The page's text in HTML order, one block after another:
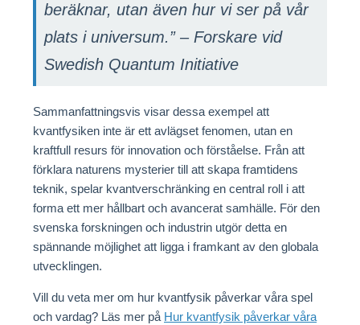
beräknar, utan även hur vi ser på vår
plats i universum.” – Forskare vid
Swedish Quantum Initiative
Sammanfattningsvis visar dessa exempel att
kvantfysiken inte är ett avlägset fenomen, utan en
kraftfull resurs för innovation och förståelse. Från att
förklara naturens mysterier till att skapa framtidens
teknik, spelar kvantverschränking en central roll i att
forma ett mer hållbart och avancerat samhälle. För den
svenska forskningen och industrin utgör detta en
spännande möjlighet att ligga i framkant av den globala
utvecklingen.
Vill du veta mer om hur kvantfysik påverkar våra spel
och vardag? Läs mer på Hur kvantfysik påverkar våra